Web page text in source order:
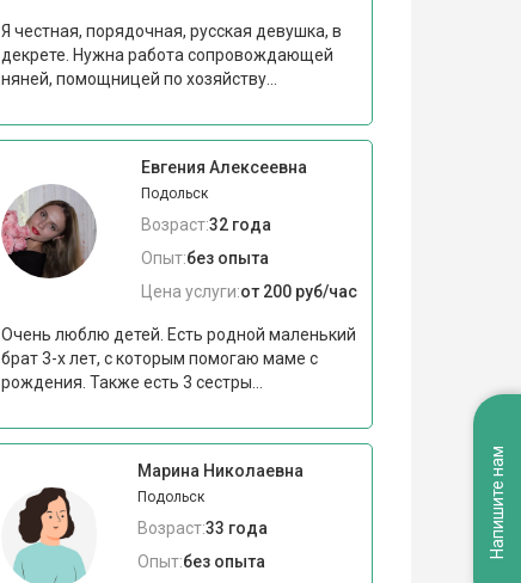
Я честная, порядочная, русская девушка, в
декрете. Нужна работа сопровождающей
няней, помощницей по хозяйству...
Евгения Алексеевна
Подольск
Возраст:32 года
Опыт:без опыта
Цена услуги:от 200 руб/час
Очень люблю детей. Есть родной маленький
брат 3-х лет, с которым помогаю маме с
рождения. Также есть 3 сестры...
Марина Николаевна
Подольск
Возраст:33 года
Опыт:без опыта
Напишите нам